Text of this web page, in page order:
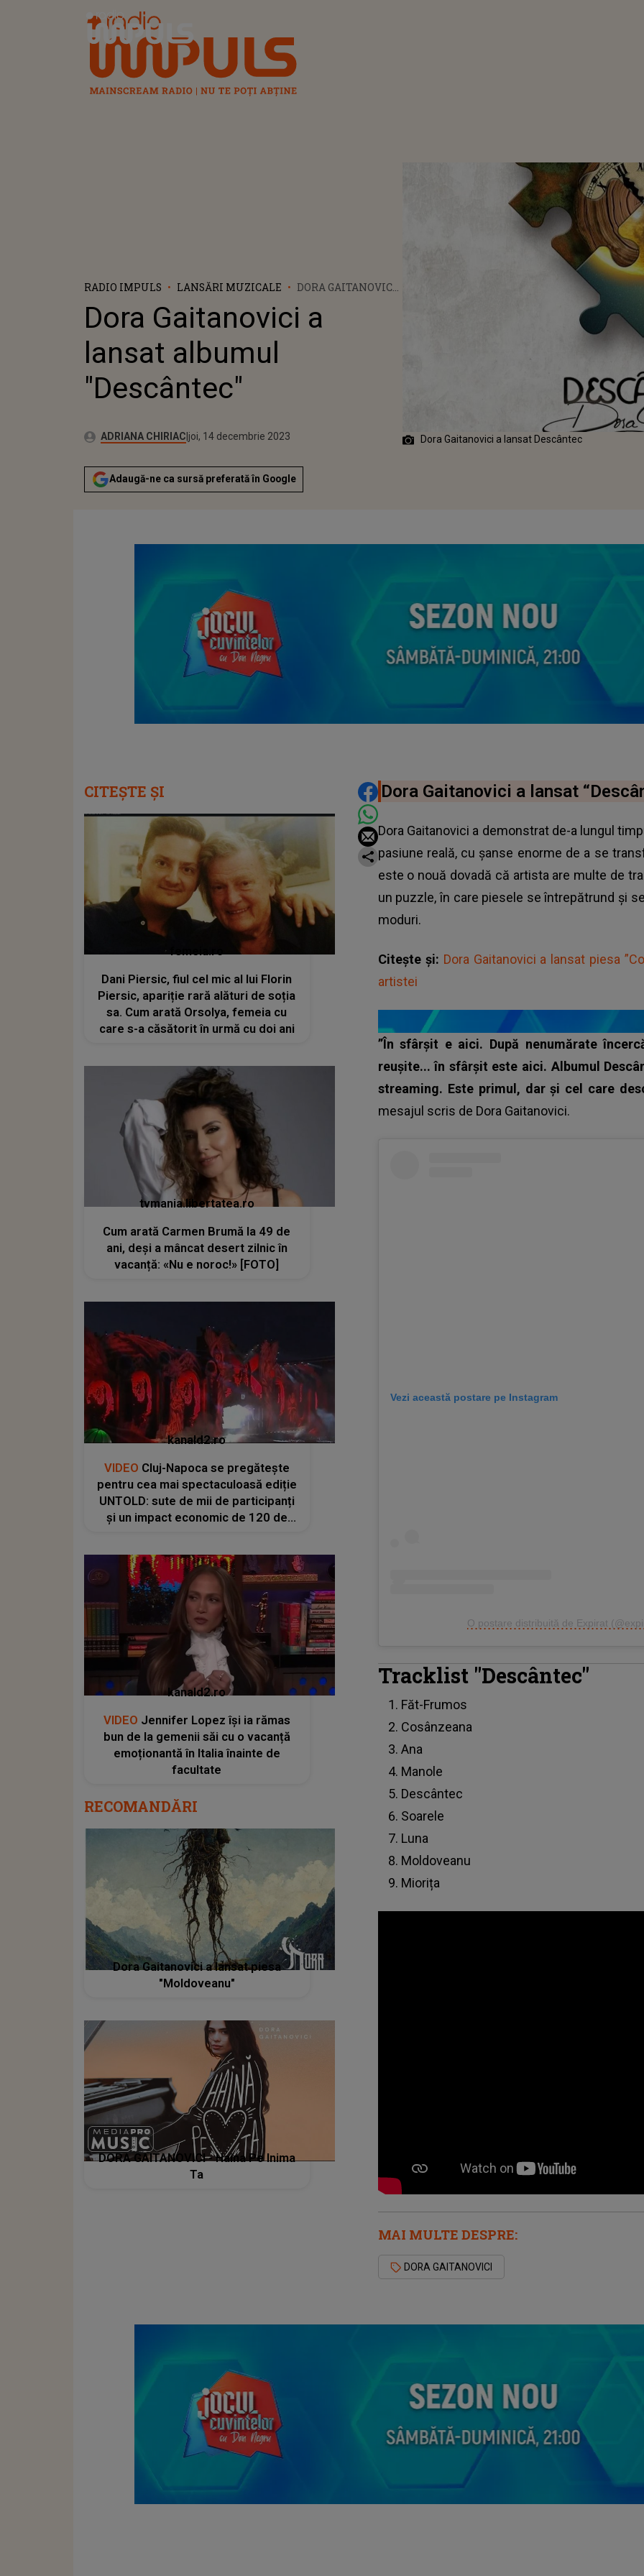
Radio Impuls
RADIO IMPULS LANSĂRI MUZICALE
DORA GAITANOVICI
ALBUMUL
"DESCÂNTEC"
Dora Gaitanovici a
lansat albumul
"Descântec"
Autor:ADRIANA CHIRIACPublicat:
miercuri, 14 decembrie 2022
Actualizat:
joi, 14 decembrie 2023
Adaugă-ne ca sursă preferată în Google
Dora Gaitanovici a lansat Descântec
DISTRIBUIE ARTICOLUL
Dora Gaitanovici a lansat
Dora Gaitanovici a demonstrat de-a lungul
pasiune reală, cu șanse enorme de a se
este o nouă dovadă că artista are multe de
un puzzle, în care piesele se întrepătrund și
moduri.
Citește și: Dora Gaitanovici a lansat piesa
artistei
”În sfârșit e aici. După nenumărate
reușite... în sfârșit este aici. Albumul
streaming. Este primul, dar și cel care
mesajul scris de Dora Gaitanovici.
Vezi această postare pe Instagram
O postare distribuită de Expirat
Tracklist "Descântec"
Făt-Frumos
Cosânzeana
Ana
Manole
Descântec
Soarele
Luna
Moldoveanu
Miorița
MAI MULTE DESPRE:
DORA GAITANOVICI
CITEȘTE ȘI
femeia.ro
Dani Piersic, fiul cel mic al lui Florin
Piersic, apariție rară alături de soția
sa. Cum arată Orsolya, femeia cu
care s-a căsătorit în urmă cu doi ani
tvmania.libertatea.ro
Cum arată Carmen Brumă la 49 de
ani, deși a mâncat desert zilnic în
vacanță: «Nu e noroc!» [FOTO]
kanald2.ro
VIDEO Cluj-Napoca se pregătește
pentru cea mai spectaculoasă ediție
UNTOLD: sute de mii de participanți
și un impact economic de 120 de
kanald2.ro
VIDEO Jennifer Lopez își ia rămas
bun de la gemenii săi cu o vacanță
emoționantă în Italia înainte de
facultate
RECOMANDĂRI
Dora Gaitanovici a lansat piesa
"Moldoveanu"
DORA GAITANOVICI - Haina Pe Inima
Ta